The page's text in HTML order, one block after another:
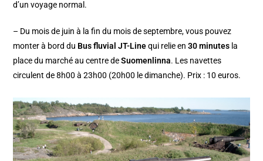
d’un voyage normal.
– Du mois de juin à la fin du mois de septembre, vous pouvez
monter à bord du Bus fluvial JT-Linequi relie en30 minutes la
place du marché au centre deSuomenlinna. Les navettes
circulent de 8h00 à 23h00 (20h00 le dimanche). Prix : 10 euros.